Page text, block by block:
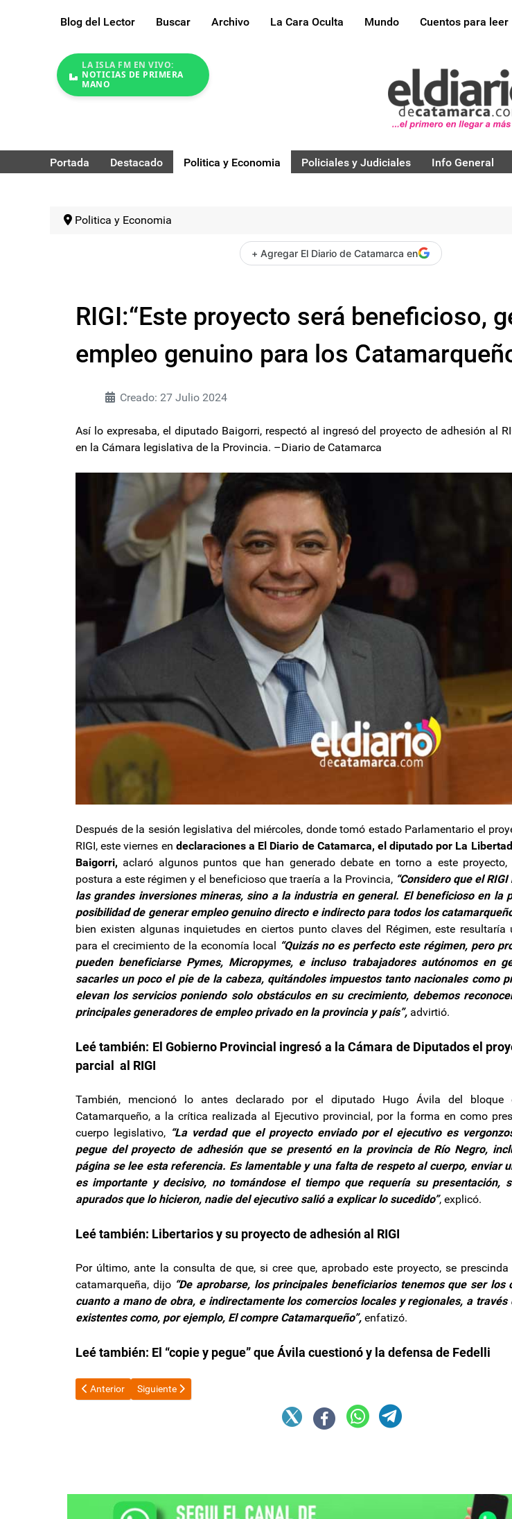
Blog del Lector Buscar Archivo La Cara Oculta Mundo Cuentos para leer
LA ISLA FM EN VIVO:
NOTICIAS DE PRIMERA
MANO
Portada Destacado Politica y Economia Policiales y Judiciales Info General
Politica y Economia
+ Agregar El Diario de Catamarca en
RIGI:“Este proyecto será beneficioso,
empleo genuino para los
Creado: 27 Julio 2024
Así lo expresaba, el diputado Baigorri, respectó al ingresó del proyecto de adhesión al
en la Cámara legislativa de la Provincia. –Diario de Catamarca
Después de la sesión legislativa del miércoles, donde tomó estado Parlamentario el
RIGI, este viernes en declaraciones a El Diario de Catamarca, el diputado por La
Baigorri, aclaró algunos puntos que han generado debate en torno a este
postura a este régimen y el beneficioso que traería a la Provincia, “Considero que el
las grandes inversiones mineras, sino a la industria en general. El beneficioso en la
posibilidad de generar empleo genuino directo e indirecto para todos los
bien existen algunas inquietudes en ciertos punto claves del Régimen, este
para el crecimiento de la economía local “Quizás no es perfecto este régimen, pero
pueden beneficiarse Pymes, Micropymes, e incluso trabajadores autónomos en
sacarles un poco el pie de la cabeza, quitándoles impuestos tanto nacionales como
elevan los servicios poniendo solo obstáculos en su crecimiento, debemos
principales generadores de empleo privado en la provincia y país”, advirtió.
Leé también: El Gobierno Provincial ingresó a la Cámara de Diputados el
parcial al RIGI
También, mencionó lo antes declarado por el diputado Hugo Ávila del bloque
Catamarqueño, a la crítica realizada al Ejecutivo provincial, por la forma en como
cuerpo legislativo,“La verdad que el proyecto enviado por el ejecutivo es
pegue del proyecto de adhesión que se presentó en la provincia de Río Negro,
página se lee esta referencia. Es lamentable y una falta de respeto al cuerpo, enviar
es importante y decisivo, no tomándose el tiempo que requería su presentación,
apurados que lo hicieron, nadie del ejecutivo salió a explicar lo sucedido”, explicó.
Leé también: Libertarios y su proyecto de adhesión al RIGI
Por último, ante la consulta de que, si cree que, aprobado este proyecto, se
catamarqueña, dijo “De aprobarse, los principales beneficiarios tenemos que ser los
cuanto a mano de obra, e indirectamente los comercios locales y regionales, a través
existentes como, por ejemplo, El compre Catamarqueño”, enfatizó.
Leé también: El “copie y pegue” que Ávila cuestionó y la defensa de Fedelli
Artículo anterior: Los alimentos vuelven a subir y cierran el mes como el principal impulsor de la
Anterior Artículo siguiente: Caputo se reunió con Janet Yellen con la mira puesta en nuevo
Siguiente